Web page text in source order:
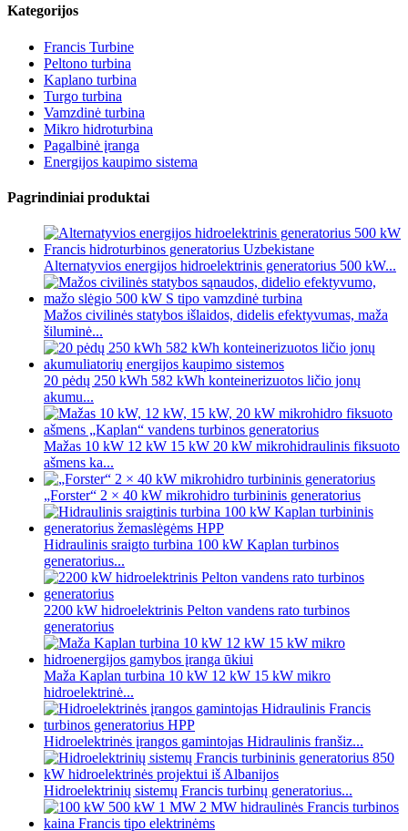
Kategorijos
Francis Turbine
Peltono turbina
Kaplano turbina
Turgo turbina
Vamzdinė turbina
Mikro hidroturbina
Pagalbinė įranga
Energijos kaupimo sistema
Pagrindiniai produktai
Alternatyvios energijos hidroelektrinis generatorius 500 kW...
Mažos civilinės statybos išlaidos, didelis efektyvumas, maža
šiluminė...
20 pėdų 250 kWh 582 kWh konteinerizuotos ličio jonų
akumu...
Mažas 10 kW 12 kW 15 kW 20 kW mikrohidraulinis fiksuoto
ašmens ka...
„Forster“ 2 × 40 kW mikrohidro turbininis generatorius
Hidraulinis sraigto turbina 100 kW Kaplan turbinos
generatorius...
2200 kW hidroelektrinis Pelton vandens rato turbinos
generatorius
Maža Kaplan turbina 10 kW 12 kW 15 kW mikro
hidroelektrinė...
Hidroelektrinės įrangos gamintojas Hidraulinis franšiz...
Hidroelektrinių sistemų Francis turbinų generatorius...